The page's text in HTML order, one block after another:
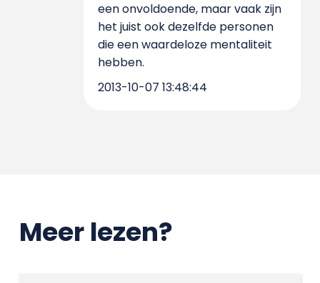
een onvoldoende, maar vaak zijn
het juist ook dezelfde personen
die een waardeloze mentaliteit
hebben.
2013-10-07 13:48:44
Meer lezen?